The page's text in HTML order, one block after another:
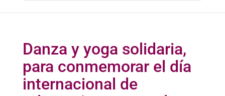
Danza y yoga solidaria,
para conmemorar el día
internacional de